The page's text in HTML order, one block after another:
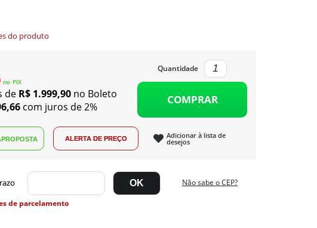
do produto
no PIX
de R$ 1.999,90 no Boleto
com juros de 2%
Quantidade
COMPRAR
Adicionar à lista de
desejos
Não sabe o CEP?
de parcelamento